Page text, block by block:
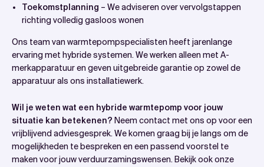
Toekomstplanning – We adviseren over vervolgstappen
richting volledig gasloos wonen
Ons team van warmtepompspecialisten heeft jarenlange
ervaring met hybride systemen. We werken alleen met A-
merkapparatuur en geven uitgebreide garantie op zowel de
apparatuur als ons installatiewerk.
Wil je weten wat een hybride warmtepomp voor jouw
situatie kan betekenen? Neem contact met ons op voor een
vrijblijvend adviesgesprek. We komen graag bij je langs om de
mogelijkheden te bespreken en een passend voorstel te
maken voor jouw verduurzamingswensen. Bekijk ook onze